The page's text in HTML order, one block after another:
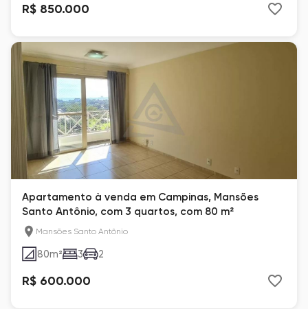
R$ 850.000
Apartamento à venda em Campinas, Mansões
Santo Antônio, com 3 quartos, com 80 m²
Mansões Santo Antônio
80m² 3 2
R$ 600.000